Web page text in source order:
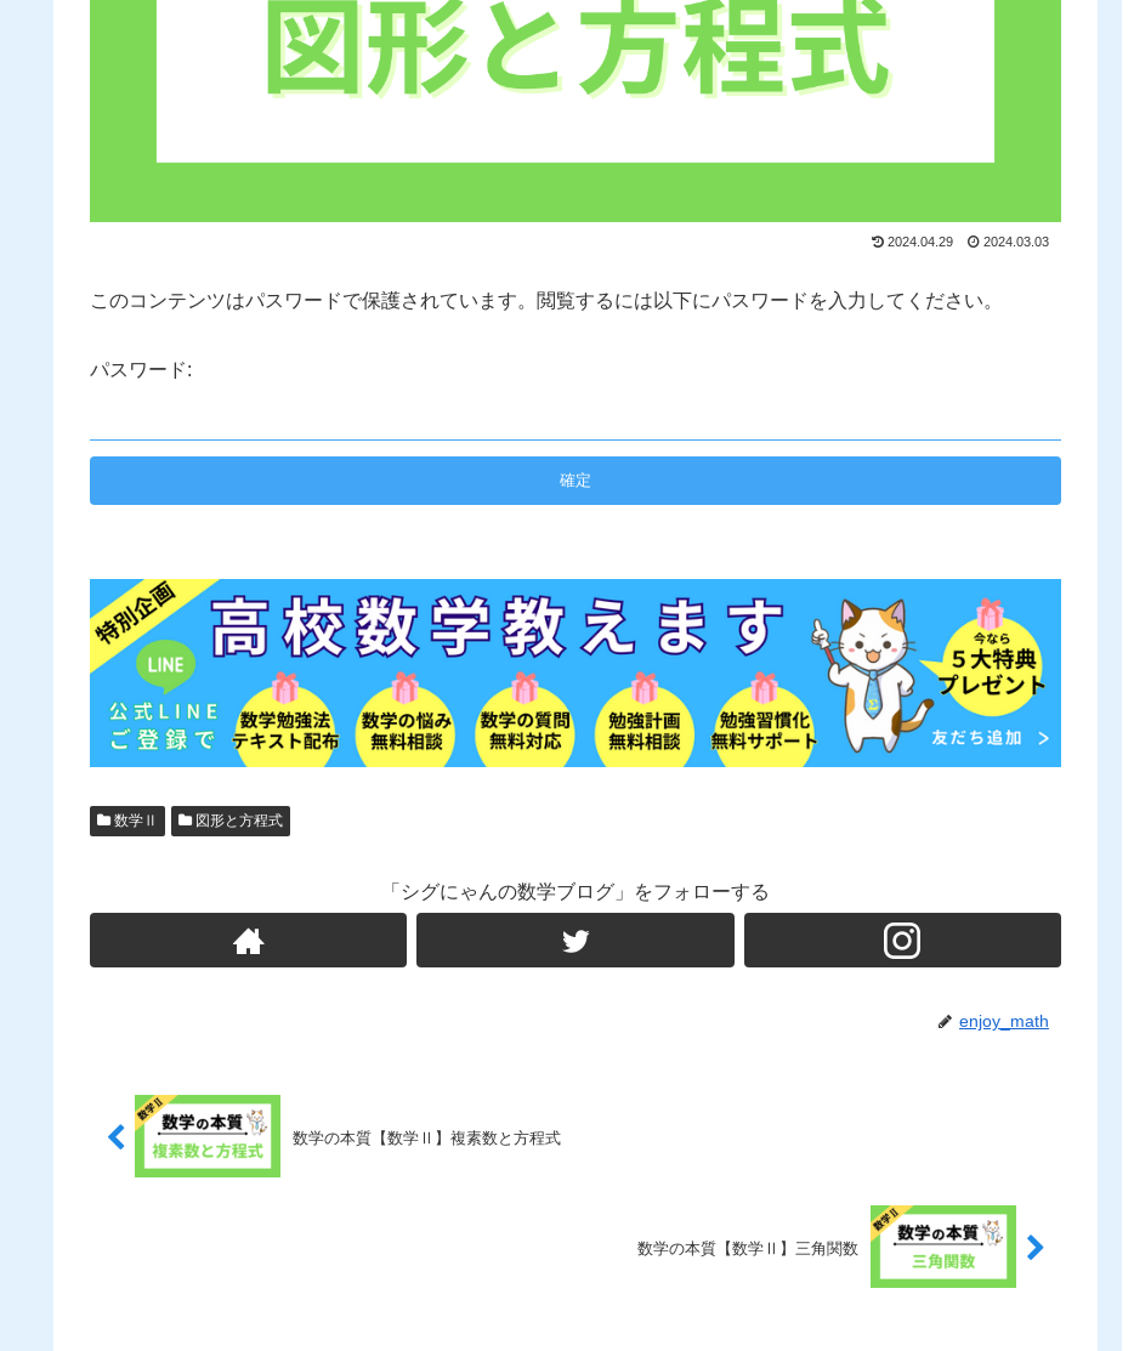
2024.04.29 2024.03.03
このコンテンツはパスワードで保護されています。閲覧するには以下にパスワードを入力してください。
パスワード:
数学Ⅱ 図形と方程式
「シグにゃんの数学ブログ」をフォローする
enjoy_math
数学の本質【数学Ⅱ】複素数と方程式
数学の本質【数学Ⅱ】三角関数